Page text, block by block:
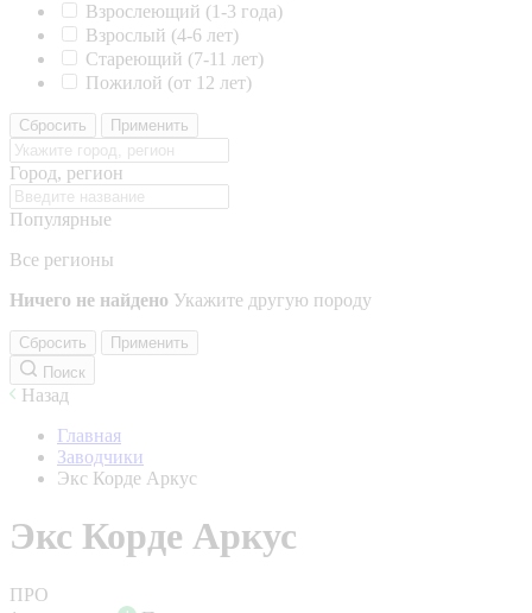
Взрослеющий (1-3 года)
Взрослый (4-6 лет)
Стареющий (7-11 лет)
Пожилой (от 12 лет)
Сбросить Применить
Город, регион
Популярные
Все регионы
Ничего не найдено Укажите другую породу
Сбросить
Применить
Поиск
Назад
Главная
Заводчики
Экс Корде Аркус
Экс Корде Аркус
ПРО